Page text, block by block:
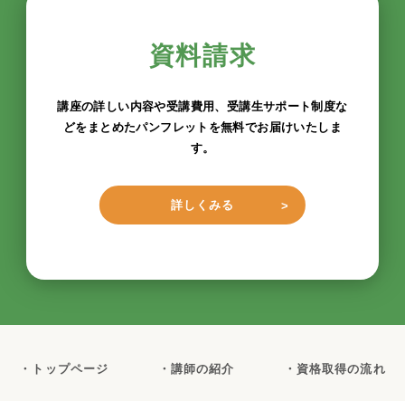
資料請求
講座の詳しい内容や受講費用、受講生サポート制度な
どをまとめたパンフレットを無料でお届けいたしま
す。
詳しくみる
・トップページ ・講師の紹介 ・資格取得の流れ